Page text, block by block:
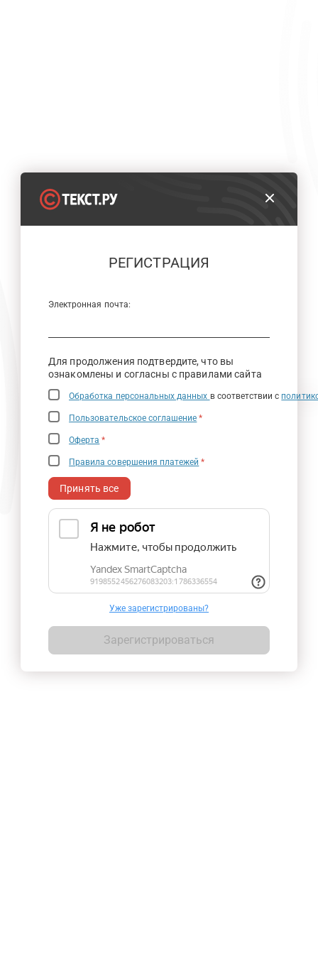
РЕГИСТРАЦИЯ
Электронная почта:
Для продолжения подтвердите, что вы
ознакомлены и согласны с правилами сайта
Обработка персональных данных в соответствии с
Пользовательское соглашение *
Оферта *
Правила совершения платежей *
Принять все
Уже зарегистрированы?
Зарегистрироваться